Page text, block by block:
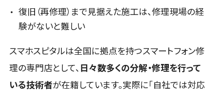
復旧（再修理）まで見据えた施工は、修理現場の経
験がないと難しい
スマホスピタルは全国に拠点を持つスマートフォン修
理の専門店として、 日々数多くの分解・修理を行って
いる技術者が在籍しています。実際に「自社では対応